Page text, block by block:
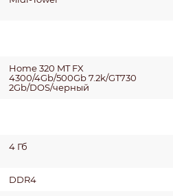
Home 320 MT FX
4300/4Gb/500Gb 7.2k/GT730
2Gb/DOS/черный
4 Гб
DDR4